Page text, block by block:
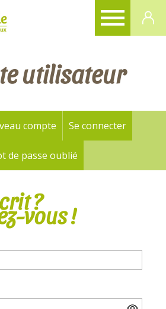
utilisateur
compte Se connecter(onglet
de passe oublié
?
vous !